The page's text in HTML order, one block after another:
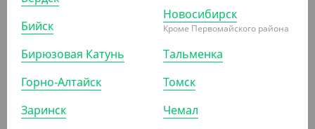
Соусница 30 мл черный
Бийск
Бирюзовая Катунь
Горно-Алтайск
Заринск
Новосибирск
Кроме Первомайского района
Тальменка
Томск
Чемал